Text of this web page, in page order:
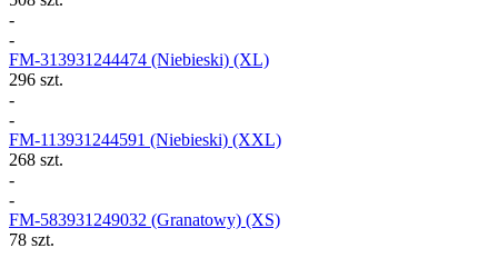
-
-
FM-313931244474 (Niebieski) (XL)
296 szt.
-
-
FM-113931244591 (Niebieski) (XXL)
268 szt.
-
-
FM-583931249032 (Granatowy) (XS)
78 szt.